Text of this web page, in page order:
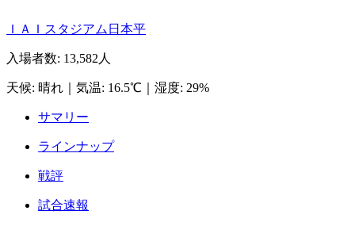
ＩＡＩスタジアム日本平
入場者数: 13,582人
天候: 晴れ 気温: 16.5℃ 湿度: 29%
サマリー
ラインナップ
戦評
試合速報